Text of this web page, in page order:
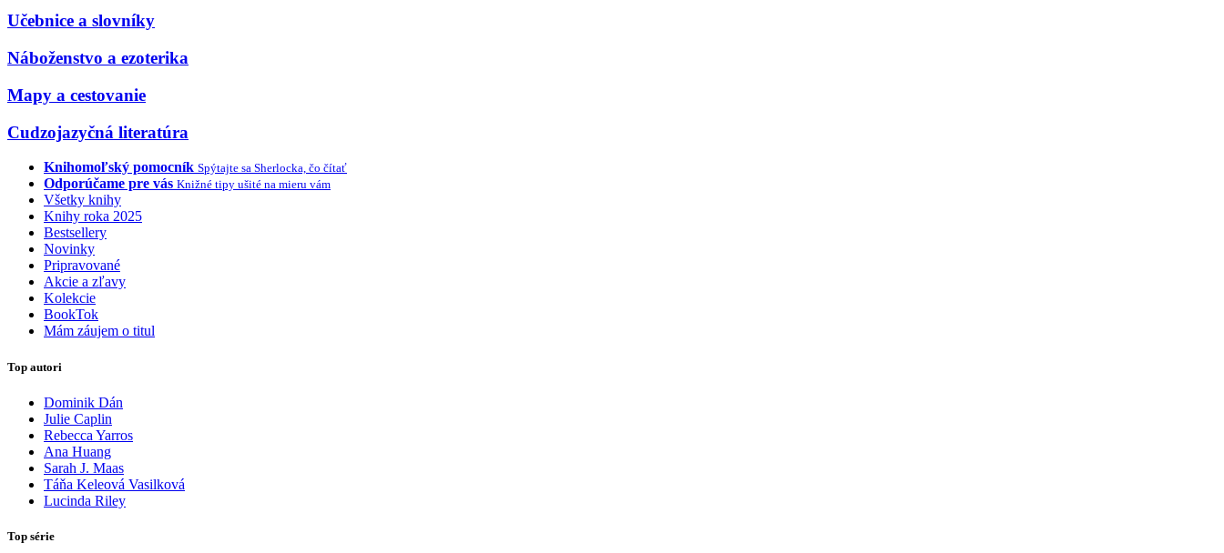
Učebnice a slovníky
Náboženstvo a ezoterika
Mapy a cestovanie
Cudzojazyčná literatúra
Knihomoľský pomocník Spýtajte sa Sherlocka, čo čítať
Odporúčame pre vás Knižné tipy ušité na mieru vám
Všetky knihy
Knihy roka 2025
Bestsellery
Novinky
Pripravované
Akcie a zľavy
Kolekcie
BookTok
Mám záujem o titul
Top autori
Dominik Dán
Julie Caplin
Rebecca Yarros
Ana Huang
Sarah J. Maas
Táňa Keleová Vasilková
Lucinda Riley
Top série